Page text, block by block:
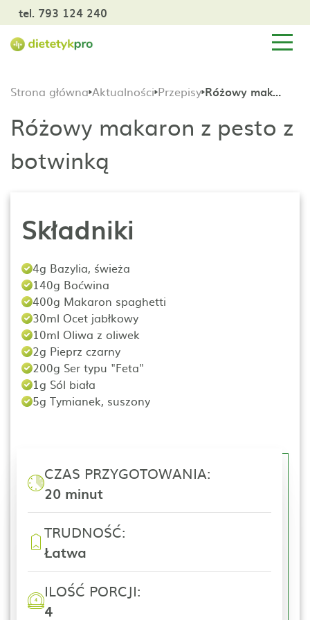
tel. 793 124 240
Strona główna Aktualności Przepisy Różowy makaron z pesto z botwinką
Różowy makaron z pesto z
botwinką
Składniki
4g Bazylia, świeża
140g Boćwina
400g Makaron spaghetti
30ml Ocet jabłkowy
10ml Oliwa z oliwek
2g Pieprz czarny
200g Ser typu "Feta"
1g Sól biała
5g Tymianek, suszony
CZAS PRZYGOTOWANIA:
20 minut
TRUDNOŚĆ:
Łatwa
ILOŚĆ PORCJI:
4